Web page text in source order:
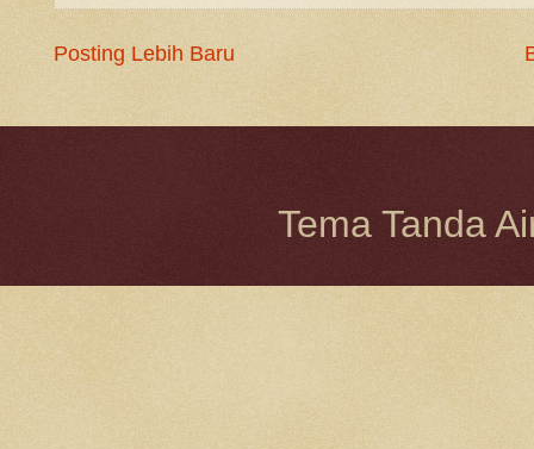
Posting Lebih Baru
Tema Tanda